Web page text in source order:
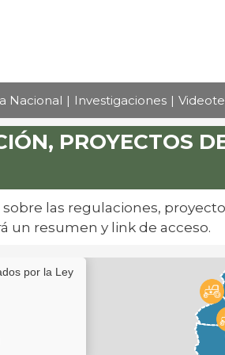
Nacional Investigaciones
PROYECTOS
las regulaciones,
un resumen y link de acceso.
por la Ley